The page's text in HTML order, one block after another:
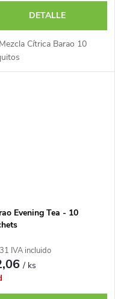
DETALLE
Cítrica Barao 10
Evening Tea - 10
IVA incluido
/ ks